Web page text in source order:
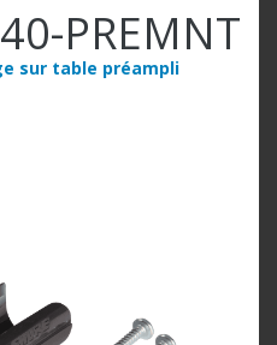
PREMNT
sur table préampli